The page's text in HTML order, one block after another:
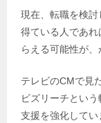
現在、転職を検
得ている人であ
らえる可能性が、
テレビのCMで見
ビズリーチとい
支援を強化してい